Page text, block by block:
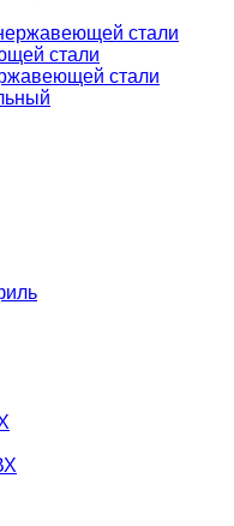
стали
стали
стали